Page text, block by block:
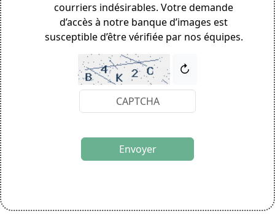
courriers indésirables. Votre demande
d’accès à notre banque d’images est
susceptible d’être vérifiée par nos équipes.
↻
Envoyer